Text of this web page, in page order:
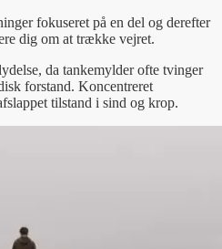
fokuseret på en del og derefter
dig om at trække vejret.
da tankemylder ofte tvinger
forstand. Koncentreret
tilstand i sind og krop.